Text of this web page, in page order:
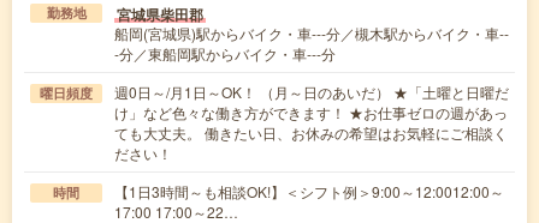
勤務地 宮城県柴田郡
船岡(宮城県)駅からバイク・車---分／槻木駅からバイク・車--
-分／東船岡駅からバイク・車---分
曜日頻度
週0日～/月1日～OK！ （月～日のあいだ） ★「土曜と日曜だ
け」など色々な働き方ができます！ ★お仕事ゼロの週があっ
ても大丈夫。 働きたい日、お休みの希望はお気軽にご相談く
ださい！
時間
【1日3時間～も相談OK!】＜シフト例＞9:00～12:0012:00～
17:00 17:00～22…